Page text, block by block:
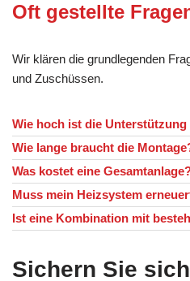
Oft gestellte
Wir klären die grundlegenden
und Zuschüssen.
Wie hoch ist die
Wie lange braucht die
Was kostet eine
Muss mein Heizsystem
Ist eine Kombination mit
Sichern Sie